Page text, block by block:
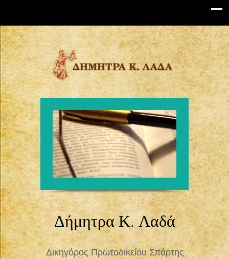
Δήμητρα Κ. Λαδά
Δικηγόρος Πρωτοδικείου Σπάρτης